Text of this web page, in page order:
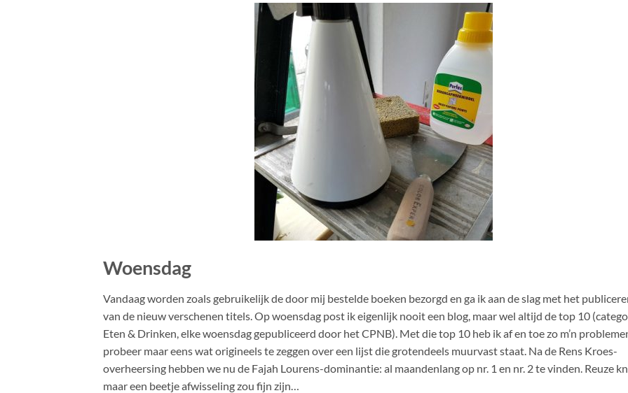
Woensdag
Vandaag worden zoals gebruikelijk de door mij bestelde boeken bezorgd en ga ik aan de slag met het
van de nieuw verschenen titels. Op woensdag post ik eigenlijk nooit een blog, maar wel altijd de top 10
Eten & Drinken, elke woensdag gepubliceerd door het CPNB). Met die top 10 heb ik af en toe zo m’n
probeer maar eens wat origineels te zeggen over een lijst die grotendeels muurvast staat. Na de Rens Kroes-
overheersing hebben we nu de Fajah Lourens-dominantie: al maandenlang op nr. 1 en nr. 2 te vinden. Reuze
maar een beetje afwisseling zou fijn zijn…